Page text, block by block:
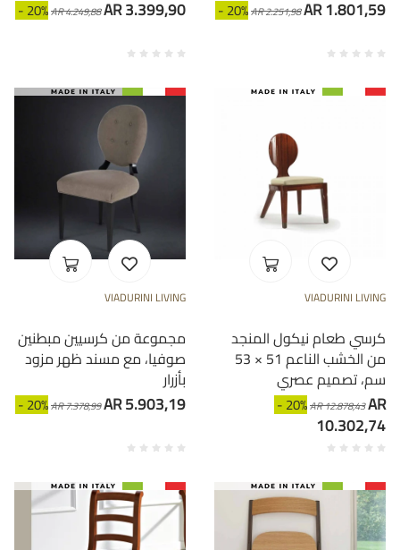
- 20%AR 4.249,88AR 3.399,90 - 20%AR 2.251,98AR 1.801,59
VIADURINI LIVING
مجموعة من كرسيين مبطنين
صوفيا، مع مسند ظهر مزود
بأزرار
- 20%AR 7.378,99AR 5.903,19
VIADURINI LIVING
كرسي طعام نيكول المنجد
من الخشب الناعم 51 × 53
سم، تصميم عصري
- 20%AR 12.878,43AR
10.302,74